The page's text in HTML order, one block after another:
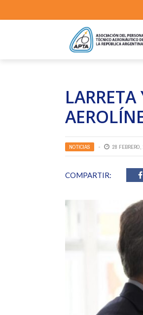
NOTICIAS 28 FEBRERO,
COMPARTIR: